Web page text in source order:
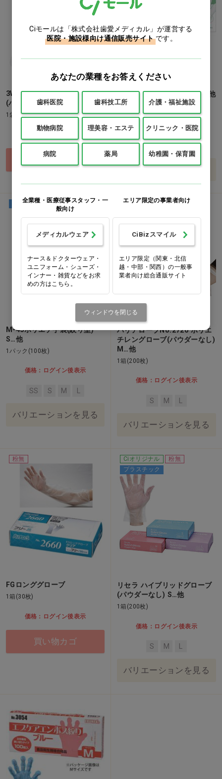
3WAYポリエチレングローブ
(パウダーなし)
1袋(200枚)
買い物カゴ
LEポリエチレングローブ L…他
1箱(100枚)
価格：ログイン後表示
L S-M
バリエーションを見る
プラスチック 粉無
M-45ポリエチ手袋(絞り型)
S…他
1パック(100枚)
価格：ログイン後表示
SS S M
バリエーションを見る
粉無 プラスチック
バリアローブNo.2720 ポリエ
チレングローブ(パウダーなし)
M…他
1箱(200枚)
価格：ログイン後表示
S M
バリエーションを見る
粉無
FGロンググローブ
1箱(30枚)
価格：ログイン後表示
買い物カゴ
Ciオリジナル
粉無
プラスチック
リセラ ハイブリッドグローブ
(パウダーなし) S…他
1箱(200枚)
価格：ログイン後表示
S M
バリエーションを見る
Ciモールは「株式会社歯愛メディカル」が運営する
医院・施設様向け通信販売サイト です。
あなたの業種をお答えください
歯科医院 歯科技工所 介護・福祉施設
動物病院 理美容・エステ クリニック・医院
病院 薬局 幼稚園・保育園
全業種・医療従事スタッフ・一
般向け
メディカルウェア
ナース＆ドクターウェア・
ユニフォーム・シューズ・
インナー・雑貨などをお求
めの方はこちら。
エリア限定の事業者向け
CiBizスマイル
エリア限定（関東・北信
越・中部・関西）の一般事
業者向け総合通販サイト
ウィンドウを閉じる